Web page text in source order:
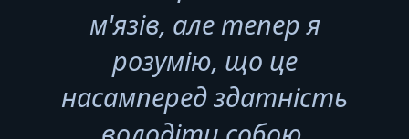
м'язів, але тепер я
розумію, що це
насамперед здатність